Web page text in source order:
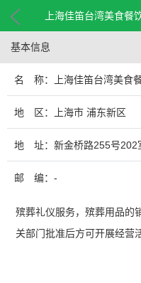
上海佳笛台湾美食餐
基本信息
名 称：上海佳笛台湾美食
地 区：上海市 浦东新区
地 址：新金桥路255号202
邮 编：-
殡葬礼仪服务，殡葬用品的
关部门批准后方可开展经营